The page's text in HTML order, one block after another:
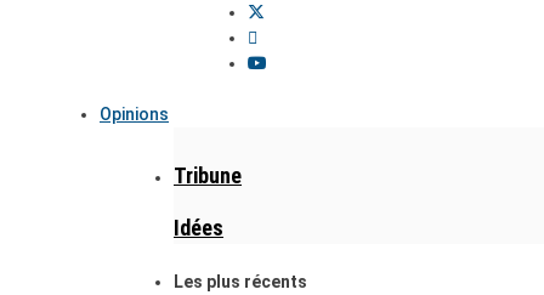
Opinions
Tribune
Idées
Les plus récents